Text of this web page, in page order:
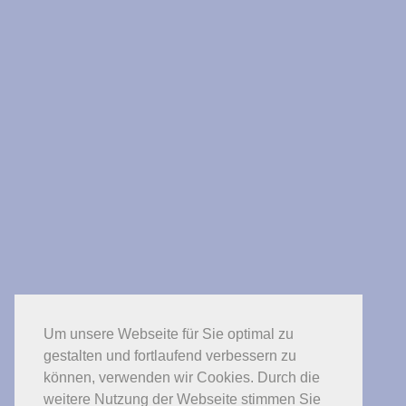
Um unsere Webseite für Sie optimal zu
gestalten und fortlaufend verbessern zu
können, verwenden wir Cookies. Durch die
weitere Nutzung der Webseite stimmen Sie